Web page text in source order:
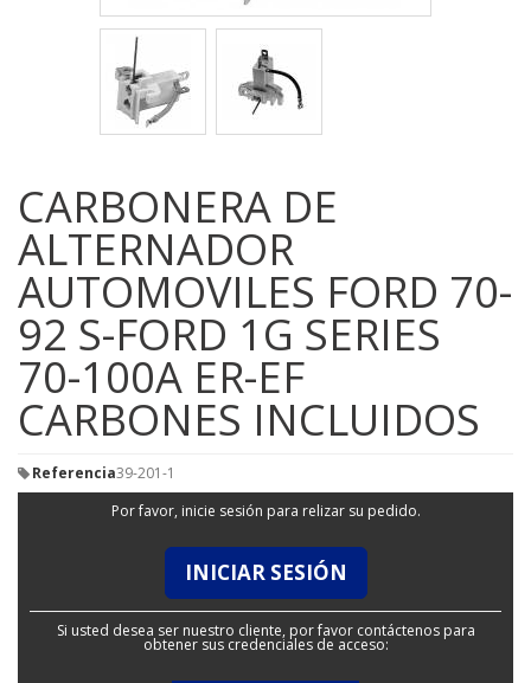
CARBONERA DE
ALTERNADOR
AUTOMOVILES FORD 70-
92 S-FORD 1G SERIES
70-100A ER-EF
CARBONES INCLUIDOS
Referencia39-201-1
Por favor, inicie sesión para relizar su pedido.
INICIAR SESIÓN
Si usted desea ser nuestro cliente, por favor contáctenos para
obtener sus credenciales de acceso: